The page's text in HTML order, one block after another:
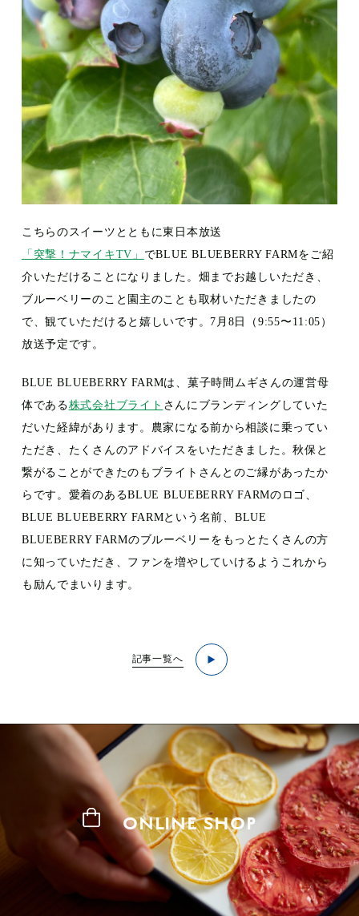
こちらのスイーツとともに東日本放送
「突撃！ナマイキTV」 でBLUE BLUEBERRY FARMをご紹
介いただけることになりました。畑までお越しいただき、
ブルーベリーのこと園主のことも取材いただきましたの
で、観ていただけると嬉しいです。7月8日（9:55〜11:05）
放送予定です。
BLUE BLUEBERRY FARMは、菓子時間ムギさんの運営母
体である株式会社ブライト さんにブランディングしていた
だいた経緯があります。農家になる前から相談に乗ってい
ただき、たくさんのアドバイスをいただきました。秋保と
繋がることができたのもブライトさんとのご縁があったか
らです。愛着のあるBLUE BLUEBERRY FARMのロゴ、
BLUE BLUEBERRY FARMという名前、BLUE
BLUEBERRY FARMのブルーベリーをもっとたくさんの方
に知っていただき、ファンを増やしていけるようこれから
も励んでまいります。
記事一覧へ
ONLINE SHOP